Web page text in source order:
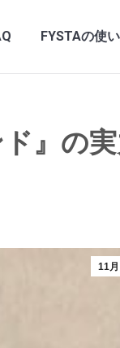
FYSTAの使
』の
11月